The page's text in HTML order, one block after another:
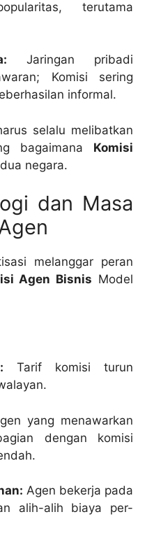
terutama
Jaringan pribadi
Komisi sering
informal.
selalu melibatkan
bagaimana Komisi
negara.
dan Masa
melanggar peran
Agen Bisnis Model
Tarif komisi turun
yang menawarkan
dengan komisi
Agen bekerja pada
alih-alih biaya per-